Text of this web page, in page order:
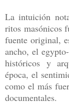
La intuición
ritos masónicos
fuente original,
ancho, el
históricos y
época, el
como el más
documentales.